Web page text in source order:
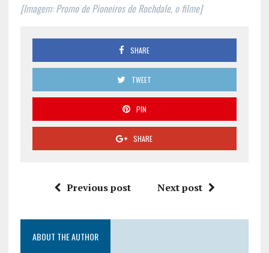
[Imagem: Promo de Pioneiros de Rochdale, o filme]
SHARE
TWEET
PIN
SHARE
Previous post Next post
ABOUT THE AUTHOR